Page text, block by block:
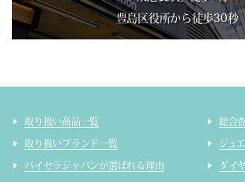
豊島区役所から徒歩30秒
取り扱い商品一覧
取り扱いブランド一覧
バイセラジャパンが選ばれる理由
総合
ジュ
ダイ